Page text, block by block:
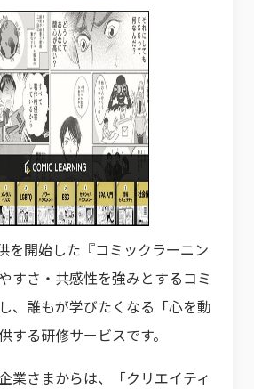
を開始した『コミックラーニン
すさ・共感性を強みとするコミ
、誰もが学びたくなる「心を動
する研修サービスです。
業さまからは、「クリエイティ